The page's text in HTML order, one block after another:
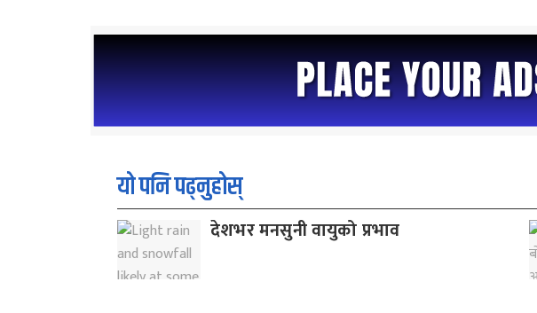
यो पनि पढ्नुहोस्
देशभर मनसुनी वायुको प्रभाव